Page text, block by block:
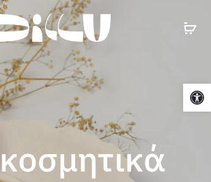
Cart
Ανοίξτε τη γραμμή εργαλείων